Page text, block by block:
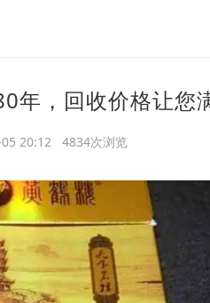
年，回收价格让您
20:12 4834次浏览